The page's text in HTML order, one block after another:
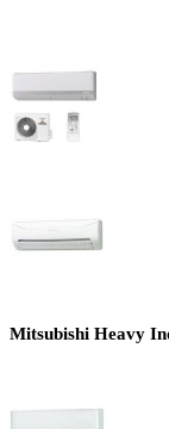
Mitsubishi Heavy